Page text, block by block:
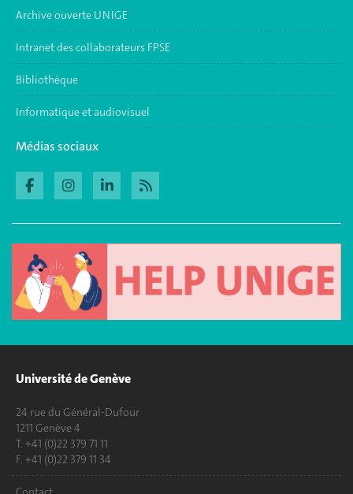
Archive ouverte UNIGE
Intranet des collaborateurs FPSE
Bibliothèque
Informatique et audiovisuel
Médias sociaux
Université de Genève
24 rue du Général-Dufour
1211 Genève 4
T. +41 (0)22 379 71 11
F. +41 (0)22 379 11 34